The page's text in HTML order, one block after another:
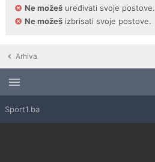
Ne možeš uređivati svoje postove.
Ne možeš izbrisati svoje postove.
Arhiva
Sport1.ba